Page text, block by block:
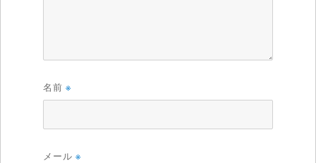
名前 ※
メール ※